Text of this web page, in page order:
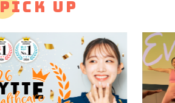
PICK UP